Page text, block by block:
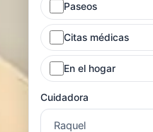
Paseos
Citas médicas
En el hogar
Cuidadora